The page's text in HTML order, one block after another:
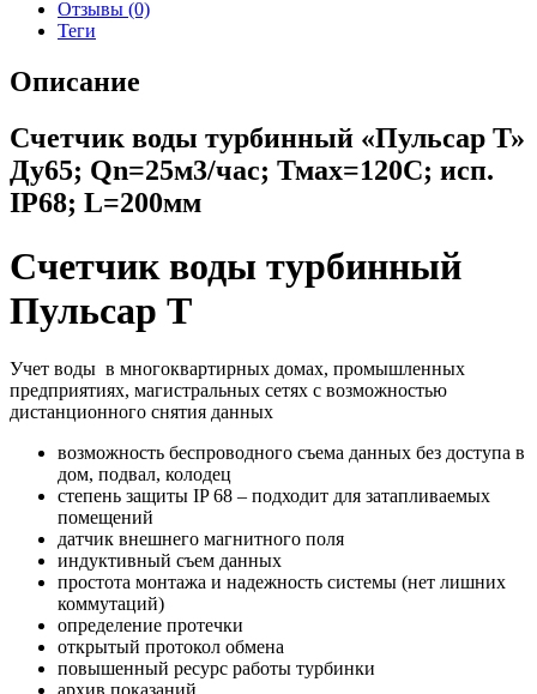
Отзывы (0)
Теги
Описание
Счетчик воды турбинный «Пульсар Т»
Ду65; Qn=25м3/час; Тмах=120С; исп.
IP68; L=200мм
Cчетчик воды турбинный
Пульсар Т
Учет воды в многоквартирных домах, промышленных
предприятиях, магистральных сетях с возможностью
дистанционного снятия данных
возможность беспроводного съема данных без доступа в
дом, подвал, колодец
степень защиты IP 68 – подходит для затапливаемых
помещений
датчик внешнего магнитного поля
индуктивный съем данных
простота монтажа и надежность системы (нет лишних
коммутаций)
определение протечки
открытый протокол обмена
повышенный ресурс работы турбинки